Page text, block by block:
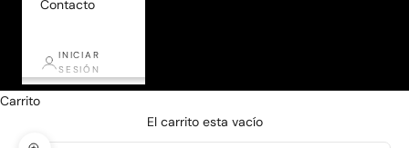
Contacto
INICIAR
SESIÓN
Carrito
El carrito esta vacío